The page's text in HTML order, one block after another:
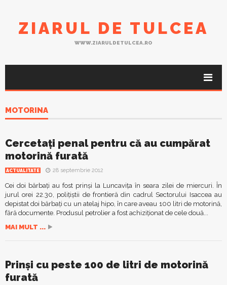
ZIARUL DE TULCEA
WWW.ZIARULDETULCEA.RO
MOTORINA
Cercetaţi penal pentru că au cumpărat
motorină furată
ACTUALITATE 28 septembrie 2012
Cei doi bărbaţi au fost prinşi la Luncaviţa în seara zilei de miercuri. În
jurul orei 22.30, poliţiştii de frontieră din cadrul Sectorului Isaccea au
depistat doi bărbaţi cu un atelaj hipo, în care aveau 100 litri de motorină,
fără documente. Produsul petrolier a fost achiziţionat de cele două...
MAI MULT ...
Prinşi cu peste 100 de litri de motorină
furată